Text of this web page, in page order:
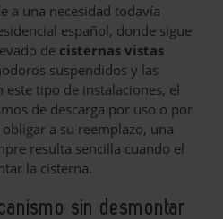
a una necesidad todavía
español, donde sigue
de cisternas vistas
suspendidos y las
este tipo de instalaciones, el
de descarga por uso o por
a su reemplazo, una
resulta sencilla cuando el
la cisterna.
sin desmontar